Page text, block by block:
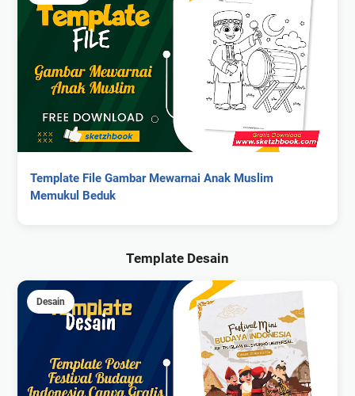
Template File Gambar Mewarnai Anak Muslim
Memukul Beduk
Template Desain
Desain